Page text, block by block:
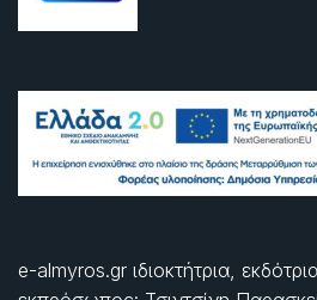
e-almyros.gr ιδιοκτήτρια,